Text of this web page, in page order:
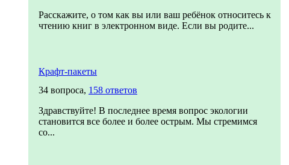
Расскажите, о том как вы или ваш ребёнок относитесь к
чтению книг в электронном виде. Если вы родите...
Крафт-пакеты
34 вопроса, 158 ответов
Здравствуйте! В последнее время вопрос экологии
становится все более и более острым. Мы стремимся
со...